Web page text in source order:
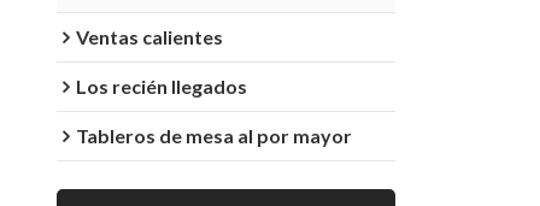
Ventas calientes
Los recién llegados
Tableros de mesa al por mayor